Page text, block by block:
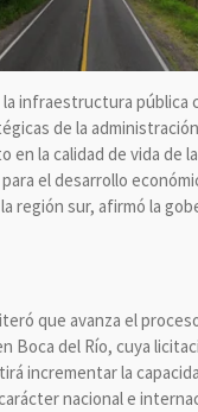
infraestructura pública
de la
en la calidad de vida de
el desarrollo
región sur, afirmó la
que avanza el
Boca del Río, cuya
incrementar la
nacional e